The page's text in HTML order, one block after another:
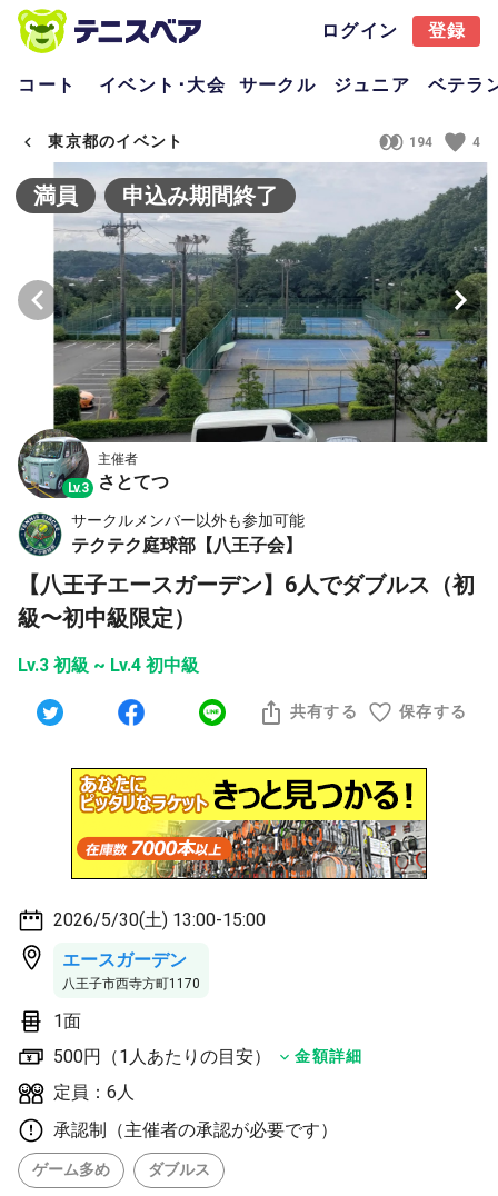
ログイン 登録
コート イベント･大会 サークル ジュニア ベテラ
東京都のイベント 194 4
満員 申込み期間終了
Lv.3
主催者
さとてつ
サークルメンバー以外も参加可能
テクテク庭球部【八王子会】
【八王子エースガーデン】6人でダブルス（初
級〜初中級限定）
Lv.3 初級 ~ Lv.4 初中級
共有する 保存する
2026/5/30(土) 13:00-15:00
エースガーデン
八王子市西寺方町1170
1面
500円（1人あたりの目安）
金額詳細
定員：6人
承認制（主催者の承認が必要です）
ゲーム多め ダブルス